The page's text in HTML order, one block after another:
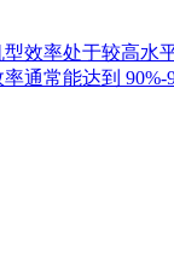
效率处于较高水
通常能达到